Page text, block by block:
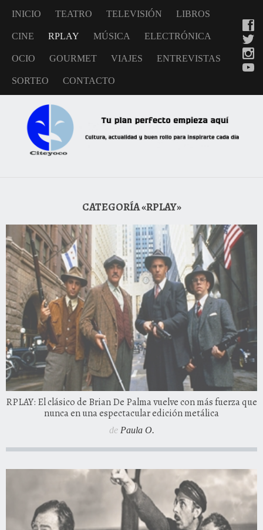
INICIO TEATRO TELEVISIÓN LIBROS
CINE RPLAY MÚSICA ELECTRÓNICA
OCIO GOURMET VIAJES ENTREVISTAS
SORTEO CONTACTO
CATEGORÍA «RPLAY»
RPLAY: El clásico de Brian De Palma vuelve con más fuerza que
nunca en una espectacular edición metálica
de Paula O.